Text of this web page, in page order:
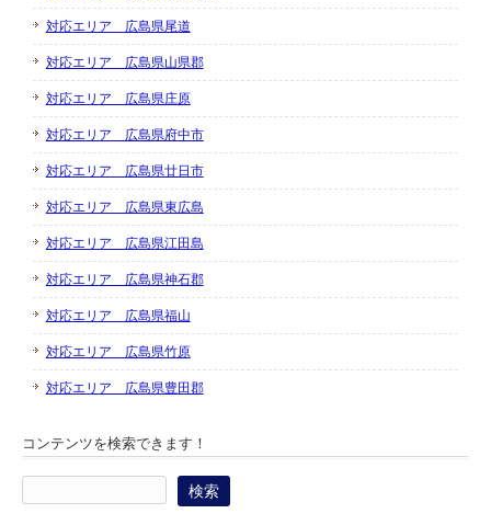
対応エリア 広島県尾道
対応エリア 広島県山県郡
対応エリア 広島県庄原
対応エリア 広島県府中市
対応エリア 広島県廿日市
対応エリア 広島県東広島
対応エリア 広島県江田島
対応エリア 広島県神石郡
対応エリア 広島県福山
対応エリア 広島県竹原
対応エリア 広島県豊田郡
コンテンツを検索できます！
索: